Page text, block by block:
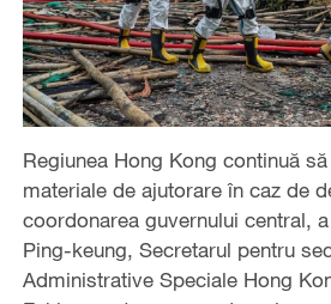
Regiunea Hong Kong continuă
materiale de ajutorare în caz de
coordonarea guvernului central,
Ping-keung, Secretarul pentru
Administrative Speciale Hong